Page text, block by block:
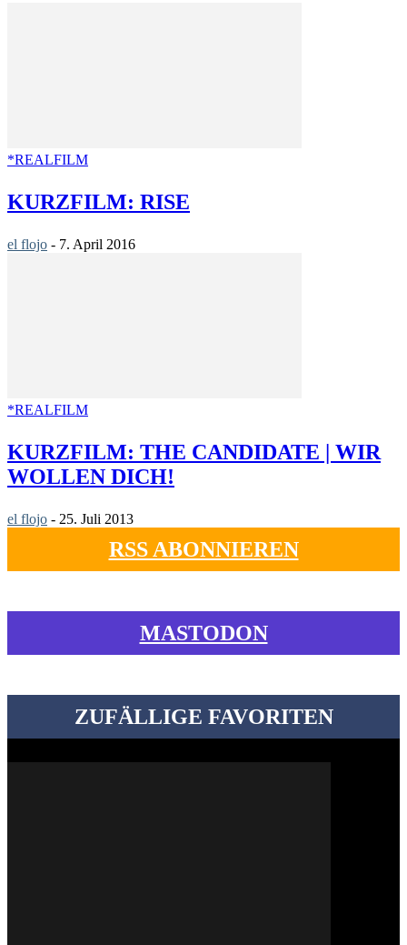
*REALFILM
KURZFILM: RISE
el flojo - 7. April 2016
*REALFILM
KURZFILM: THE CANDIDATE | WIR
WOLLEN DICH!
el flojo - 25. Juli 2013
RSS ABONNIEREN
MASTODON
ZUFÄLLIGE FAVORITEN